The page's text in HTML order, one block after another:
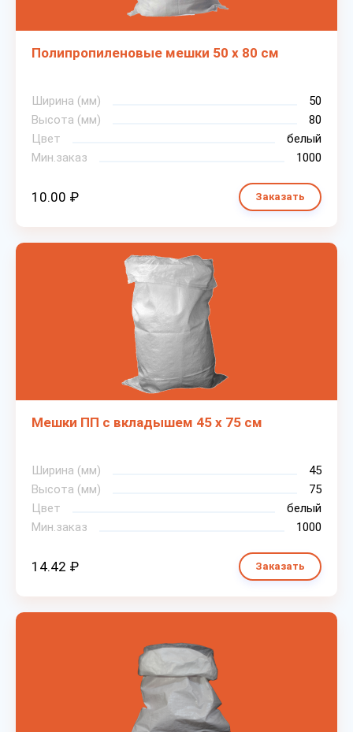
Полипропиленовые мешки 50 х 80 см
Ширина (мм)
50
Высота (мм)
80
Цвет
белый
Мин.заказ
1000
10.00 ₽ Заказать
Мешки ПП с вкладышем 45 х 75 см
Ширина (мм)
45
Высота (мм)
75
Цвет
белый
Мин.заказ
1000
14.42 ₽ Заказать